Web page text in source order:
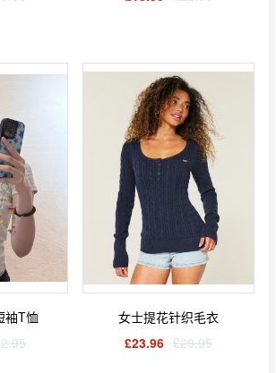
袖T恤
女士提花针织毛衣
£23.96 £29.95